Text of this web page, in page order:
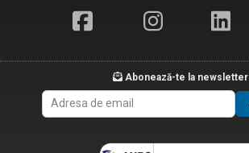
Abonează-te la newsletter